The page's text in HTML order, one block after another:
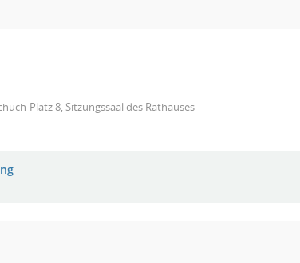
Platz 8, Sitzungssaal des Rathauses